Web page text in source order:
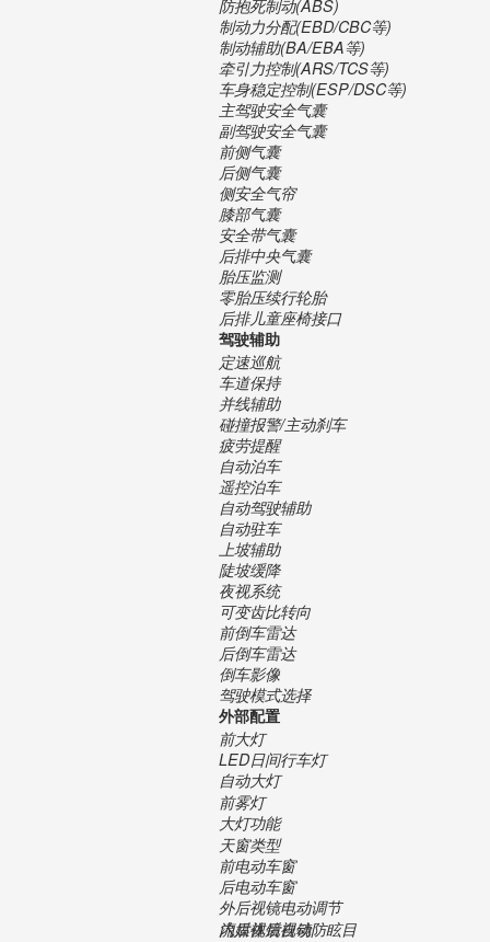
防抱死制动(ABS)
制动力分配(EBD/CBC等)
制动辅助(BA/EBA等)
牵引力控制(ARS/TCS等)
车身稳定控制(ESP/DSC等)
主驾驶安全气囊
副驾驶安全气囊
前侧气囊
后侧气囊
侧安全气帘
膝部气囊
安全带气囊
后排中央气囊
胎压监测
零胎压续行轮胎
后排儿童座椅接口
驾驶辅助
定速巡航
车道保持
并线辅助
碰撞报警/主动刹车
疲劳提醒
自动泊车
遥控泊车
自动驾驶辅助
自动驻车
上坡辅助
陡坡缓降
夜视系统
可变齿比转向
前倒车雷达
后倒车雷达
倒车影像
驾驶模式选择
外部配置
前大灯
LED日间行车灯
自动大灯
前雾灯
大灯功能
天窗类型
前电动车窗
后电动车窗
外后视镜电动调节
内后视镜自动防眩目
流媒体后视镜